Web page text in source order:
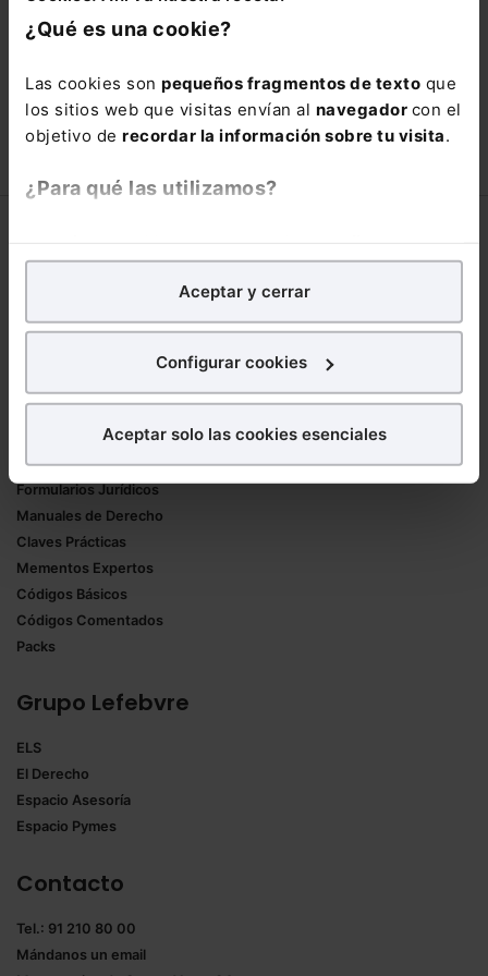
¿Qué es una cookie?
Las cookies son pequeños fragmentos de texto que
los sitios web que visitas envían al navegador con el
objetivo de recordar la información sobre tu visita.
¿Para qué las utilizamos?
analíticospara tratar demejorar tu experienciaen
nuestra página web. También con fines publicitarios,
para poder mostrarte publicidad y contenidos de tu
¿Qué puedes hacer?
experiencia en la web sea óptima
todas las cookies excepto aquellas imprescindibles.
seleccionar solo aquellas que quieras permitir en tu
navegador. Si no seleccionas ninguna utilizaremos
Aceptar y cerrar
Configurar cookies
Aceptar solo las cookies esenciales
está oportunidad y adquiere tu acceso
con un25% de descuento
110,00€ 66,00€
COMPRAR
Trabaja con nosotros
Mementos
Formularios Jurídicos
Manuales de Derecho
Claves Prácticas
Mementos Expertos
Códigos Básicos
Códigos Comentados
Packs
Grupo Lefebvre
ELS
El Derecho
Espacio Asesoría
Espacio Pymes
Contacto
Tel.: 91 210 80 00
Mándanos un email